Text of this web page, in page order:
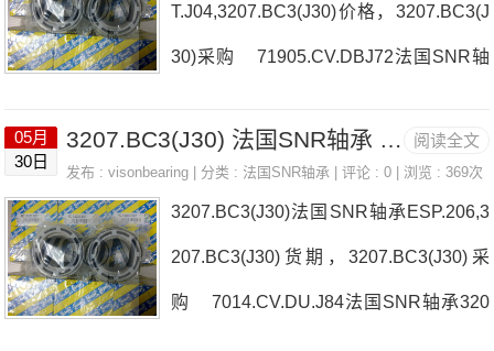
07.BC3(J30)， ，热销品牌推荐：KM.20
T.J04,3207.BC3(J30)价格，3207.BC3(J
30)采购 71905.CV.DBJ72法国SNR轴
TOOLFT20-YOKE15法国SNR轴承3207.
阅读全文
05月
30日
3207.BC3(J30) 法国SNR轴承 22210.EG15KW33
发布 :visonbearing | 分类 :法国SNR轴承 | 评论 : 0 | 浏览 : 369次
3207.BC3(J30)法国SNR轴承ESP.206,3
207.BC3(J30)货期，3207.BC3(J30)采
购 7014.CV.DU.J84法国SNR轴承320